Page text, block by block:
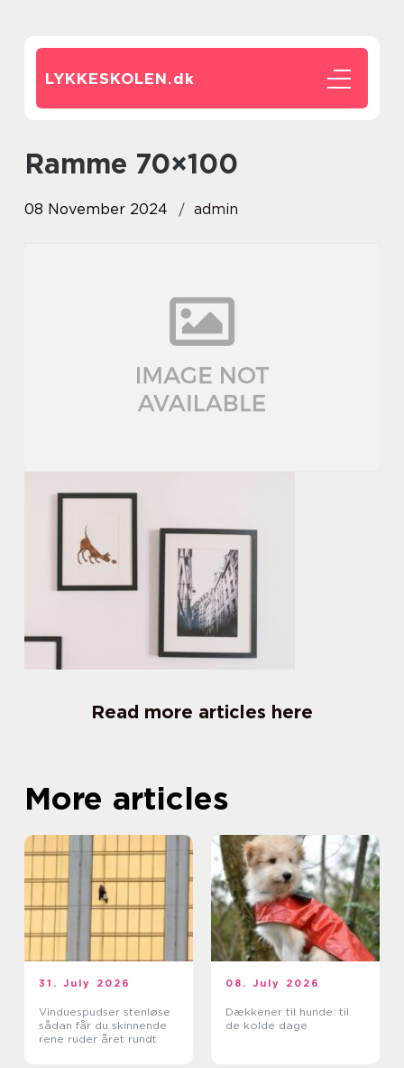
LYKKESKOLEN.dk
ramme 70×100
08 November 2024 admin
Read more articles here
More articles
31. July 2026
Vinduespudser stenløse
sådan får du skinnende
rene ruder året rundt
08. July 2026
Dækkener til hunde: til
de kolde dage